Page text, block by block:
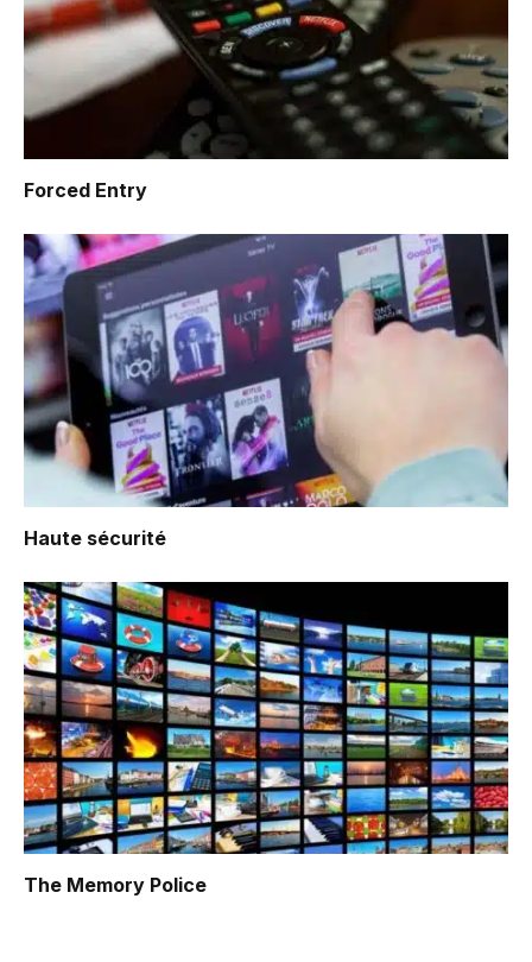
Forced Entry
Haute sécurité
The Memory Police